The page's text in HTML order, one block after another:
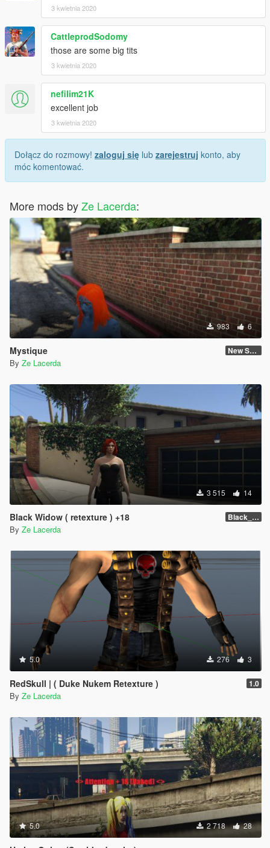
3 kwietnia 2020
CattleprodSodomy
those are some big tits
3 kwietnia 2020
nefilim21K
excellent job
3 kwietnia 2020
Dołącz do rozmowy! zaloguj się lub zarejestruj konto, aby
móc komentować.
More mods byZe Lacerda:
983 6
Mystique New Skin
By Ze Lacerda
3 515 14
Black Widow ( retexture ) +18 Black_Widow ( Retexture ) Attention +18
By Ze Lacerda
5.0 276 3
RedSkull | ( Duke Nukem Retexture ) 1.0
By Ze Lacerda
5.0 2 718 28